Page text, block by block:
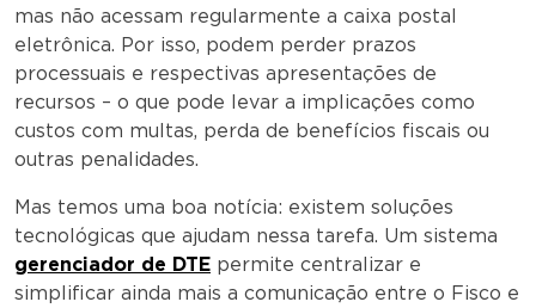
mas não acessam regularmente a caixa postal
eletrônica. Por isso, podem perder prazos
processuais e respectivas apresentações de
recursos – o que pode levar a implicações como
custos com multas, perda de benefícios fiscais ou
outras penalidades.
Mas temos uma boa notícia: existem soluções
tecnológicas que ajudam nessa tarefa. Um sistema
gerenciador de DTE permite centralizar e
simplificar ainda mais a comunicação entre o Fisco e